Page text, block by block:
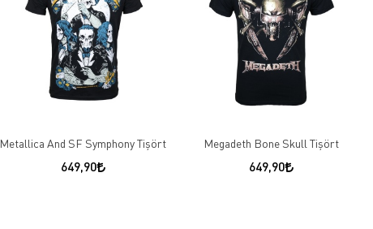
Metallica And SF Symphony Tişört
649,90
Megadeth Bone Skull Tişört
649,90